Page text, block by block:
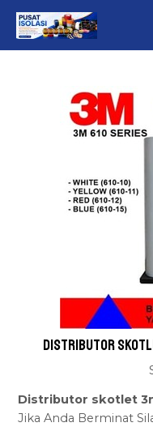
Distributor skotlet
Distributor skotlet
Jika Anda Berminat
navigation